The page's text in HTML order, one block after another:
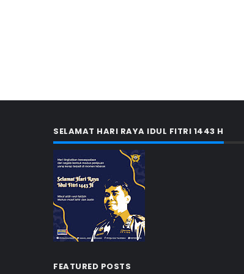
SELAMAT HARI RAYA IDUL FITRI 1443 H
FEATURED POSTS